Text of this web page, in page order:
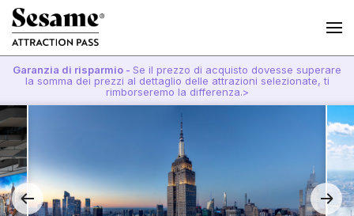
Garanzia di risparmio - Se il prezzo di acquisto dovesse superare
la somma dei prezzi al dettaglio delle attrazioni selezionate, ti
rimborseremo la differenza.>